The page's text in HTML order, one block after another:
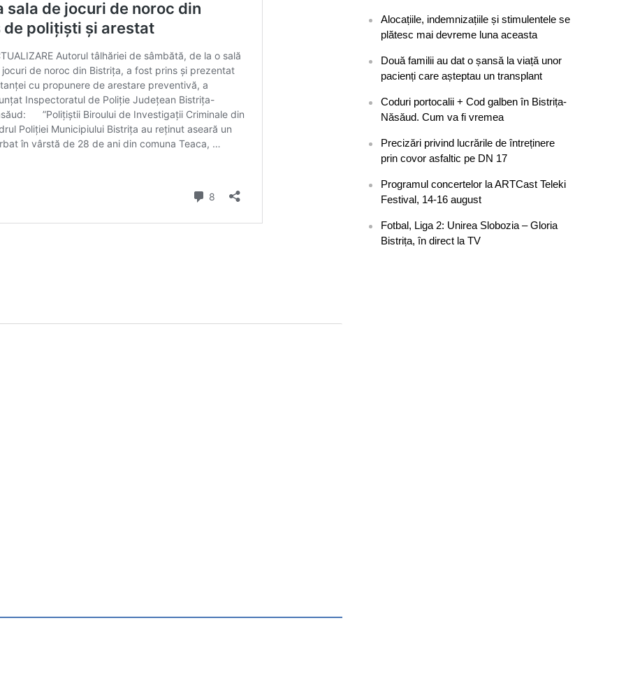
Alocațiile, indemnizațiile și stimulentele se
plătesc mai devreme luna aceasta
Două familii au dat o șansă la viață unor
pacienți care așteptau un transplant
Coduri portocalii + Cod galben în Bistrița-
Năsăud. Cum va fi vremea
Precizări privind lucrările de întreținere
prin covor asfaltic pe DN 17
Programul concertelor la ARTCast Teleki
Festival, 14-16 august
Fotbal, Liga 2: Unirea Slobozia – Gloria
Bistrița, în direct la TV